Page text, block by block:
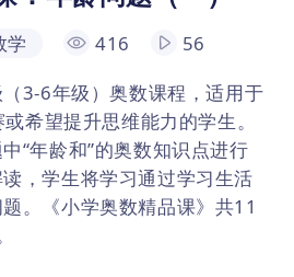
学 416
56
3-6年级）奥数课程，适用于
希望提升思维能力的学生。
“年龄和”的奥数知识点进行
，学生将学习通过学习生活
。《小学奥数精品课》共11